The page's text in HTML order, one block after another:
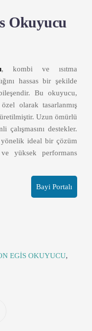
Okuyucu
, kombi ve ısıtma
hassas bir şekilde
Bu okuyucu,
olarak tasarlanmış
Uzun ömürlü
destekler.
yönelik ideal bir çözüm
yüksek performans
Bayi Portalı
EGİS OKUYUCU,